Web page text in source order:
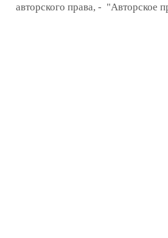
авторского права, - "Авторское